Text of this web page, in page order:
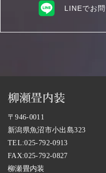
LINEでお
〒946-0011
新潟県魚沼市小出島323
TEL:025-792-0913
FAX:025-792-0827
柳瀬畳内装